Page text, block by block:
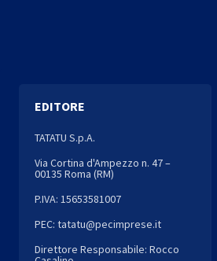
EDITORE
TATATU S.p.A.
Via Cortina d'Ampezzo n. 47 –
00135 Roma (RM)
P.IVA: 15653581007
PEC: tatatu@pecimprese.it
Direttore Responsabile: Rocco